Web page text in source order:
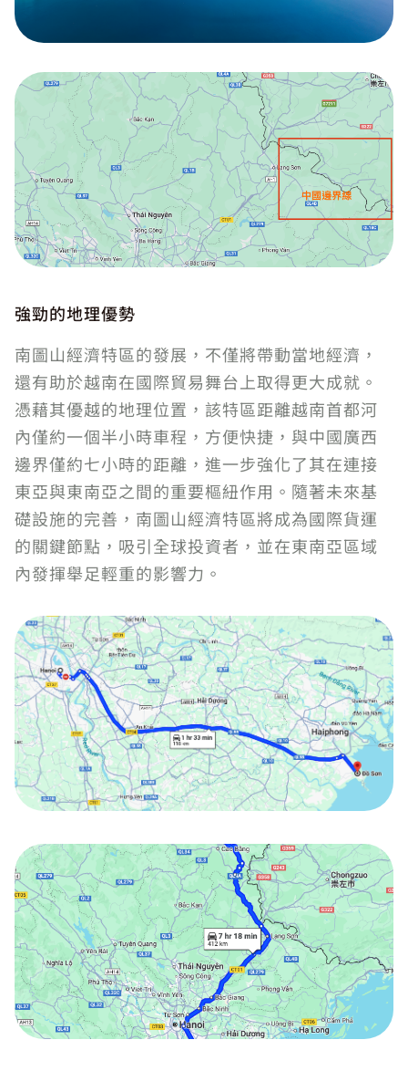
強勁的地理優勢
南圖山經濟特區的發展，不僅將帶動當地經濟，
還有助於越南在國際貿易舞台上取得更大成就。
憑藉其優越的地理位置，該特區距離越南首都河
內僅約一個半小時車程，方便快捷，與中國廣西
邊界僅約七小時的距離，進一步強化了其在連接
東亞與東南亞之間的重要樞紐作用。隨著未來基
礎設施的完善，南圖山經濟特區將成為國際貨運
的關鍵節點，吸引全球投資者，並在東南亞區域
內發揮舉足輕重的影響力。